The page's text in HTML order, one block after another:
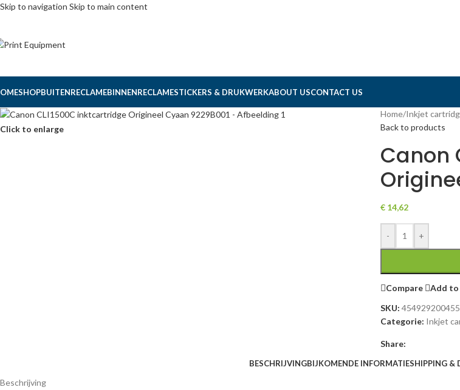
Skip to navigation Skip to main content
SHOPBUITENRECLAMEBINNENRECLAMESTICKERS & DRUKWERKABOUT USCONTACT US
Click to enlarge
Home/Inkjet
Back to products
Canon
€14,62
- +
Compare
Add
SKU:
Categorie: Inkjet
Share:
BESCHRIJVINGBIJKOMENDE INFORMATIESHIPPING &
Beschrijving